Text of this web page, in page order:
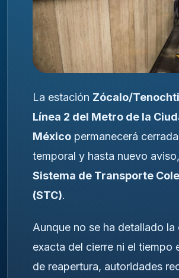
La estación Zócalo/
Línea 2 del Metro de la
México permanecerá
temporal y hasta nuevo
Sistema de Transporte
(STC).
Aunque no se ha detallado la
exacta del cierre ni el tiempo
de reapertura, autoridades